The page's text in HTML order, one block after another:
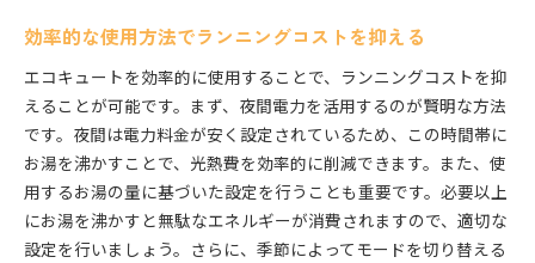
効率的な使用方法でランニングコストを抑える
エコキュートを効率的に使用することで、ランニングコストを抑
えることが可能です。まず、夜間電力を活用するのが賢明な方法
です。夜間は電力料金が安く設定されているため、この時間帯に
お湯を沸かすことで、光熱費を効率的に削減できます。また、使
用するお湯の量に基づいた設定を行うことも重要です。必要以上
にお湯を沸かすと無駄なエネルギーが消費されますので、適切な
設定を行いましょう。さらに、季節によってモードを切り替える